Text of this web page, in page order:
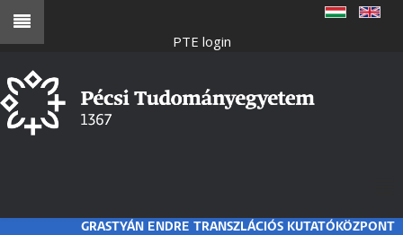
Ugrás
PTE login
GRASTYÁN ENDRE TRANSZLÁCIÓS KUTATÓKÖZPONT